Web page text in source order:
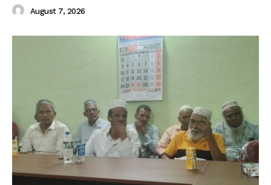
August 7, 2026